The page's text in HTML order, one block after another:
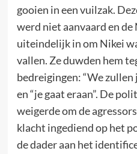
gooien in een vuilzak.
werd niet aanvaard en de
uiteindelijk in om Nikei
vallen. Ze duwden hem
bedreigingen: “We zullen
en “je gaat eraan”. De
weigerde om de
klacht ingediend op het
de dader aan het